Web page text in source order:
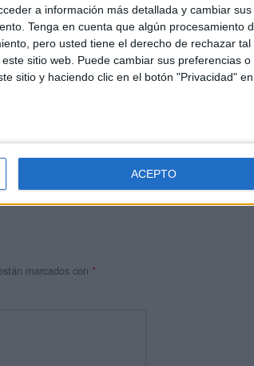
a información más detallada y cambiar sus
Tenga en cuenta que algún procesamiento
pero usted tiene el derecho de rechazar tal
sitio web. Puede cambiar sus preferencias o
sitio y haciendo clic en el botón "Privacidad"
ACEPTO
marcados con *